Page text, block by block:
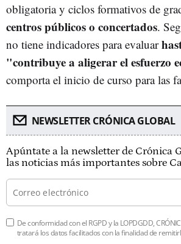
obligatoria y ciclos formativos de
centros públicos o concertados.
no tiene indicadores para evaluar
"contribuye a aligerar el esfuerzo
comporta el inicio de curso para las
NEWSLETTER CRÓNICA GLOBAL
Apúntate a la newsletter de Crónica
las noticias más importantes sobre
De conformidad con el RGPD y la LOPDGDD,
tratará los datos facilitados con la finalidad de